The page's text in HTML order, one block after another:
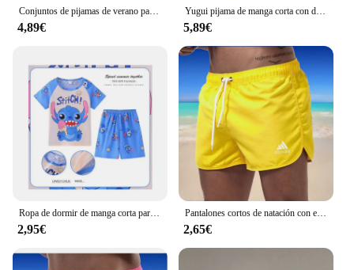
Conjuntos de pijamas de verano para niñas, Top y pantalones de manga corta con estampado de dibujos animados elegantes, hechos de lujoso y acogedor material de seda helada
4,89€
Yugui pijama de manga corta con dibujo de perro para niña, conjunto de ropa para el hogar para niño y niña
5,89€
Ropa de dormir de manga corta para niños y niñas, conjunto de ropa infantil de oso Winnie, traje de dibujos animados de Stitch, Mikey
2,95€
Pantalones cortos de natación con estampado para hombre, bañador Sexy para playa, tabla de Surf, secado rápido
2,65€